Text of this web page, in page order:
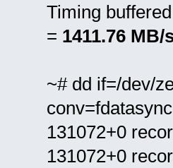
Timing
= 1411.76 MB/
~# dd if=/dev/
conv=fdatasync
131072+0
131072+0